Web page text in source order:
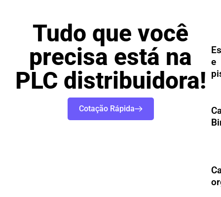
Tudo que você
precisa está na
PLC distribuidora!
Cotação Rápida
e